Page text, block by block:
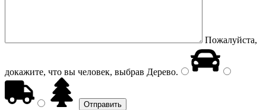
Пожалуйста,
докажите, что вы человек, выбрав Дерево.